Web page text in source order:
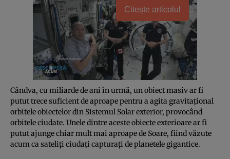
Citește articolul
Cândva, cu miliarde de ani în urmă, un obiect masiv ar fi
putut trece suficient de aproape pentru a agita gravitațional
orbitele obiectelor din Sistemul Solar exterior, provocând
orbitele ciudate. Unele dintre aceste obiecte exterioare ar fi
putut ajunge chiar mult mai aproape de Soare, fiind văzute
acum ca sateliți ciudați capturați de planetele gigantice.